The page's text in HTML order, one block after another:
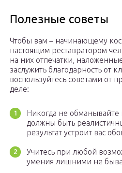
Полезные советы
Чтобы вам – начинающему
настоящим реставратором
на них отпечатки,
заслужить благодарность от
воспользуйтесь советами от
деле:
Никогда не обманывайте
должны быть
результат устроит вас
Учитесь при любой
умения лишними не